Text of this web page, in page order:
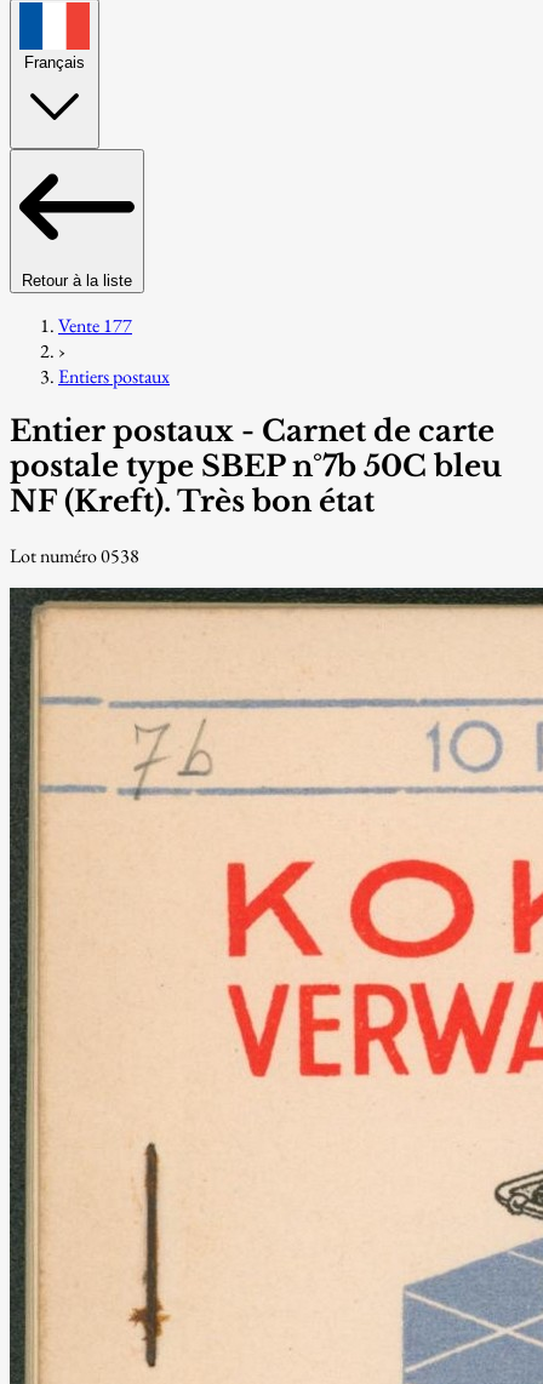
Français
Retour à la liste
Vente 177
›
Entiers postaux
Entier postaux - Carnet de carte
postale type SBEP n°7b 50C bleu
NF (Kreft). Très bon état
Lot numéro 0538